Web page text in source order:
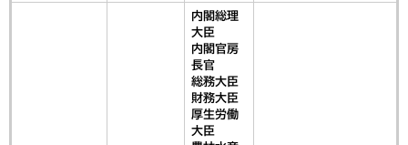
内閣総理
大臣
内閣官房
長官
総務大臣
財務大臣
厚生労働
大臣